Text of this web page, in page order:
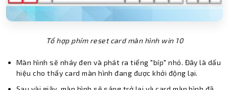
Tổ hợp phím reset card màn hình win 10
Màn hình sẽ nháy đen và phát ra tiếng "bíp" nhỏ. Đây là dấu
hiệu cho thấy card màn hình đang được khởi động lại.